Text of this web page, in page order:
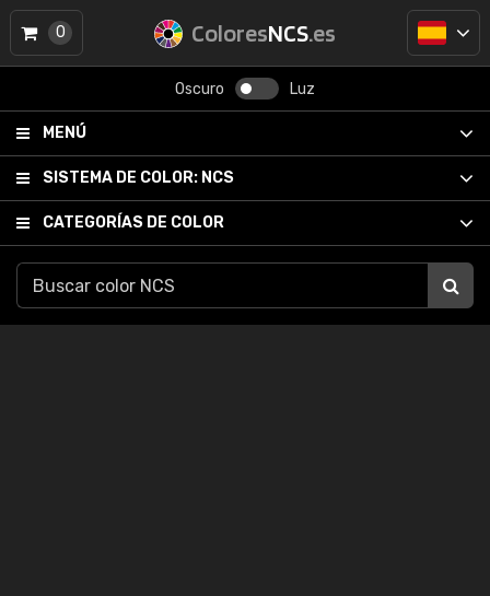
ColoresNCS.es
Oscuro Luz
MENÚ
SISTEMA DE COLOR: NCS
CATEGORÍAS DE COLOR
0